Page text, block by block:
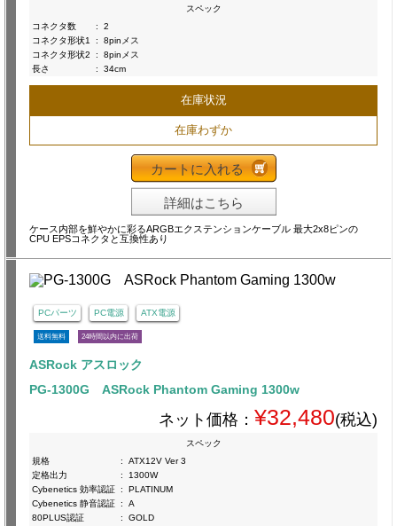
スペック
コネクタ数
:
2
コネクタ形状1
:
8pinメス
コネクタ形状2
:
8pinメス
長さ
: 34cm
在庫状況
在庫わずか
カートに入れる
詳細はこちら
ケース内部を鮮やかに彩るARGBエクステンションケーブル 最大2x8ピンの
CPU EPSコネクタと互換性あり
PCパーツ PC電源 ATX電源
送料無料 24時間以内に出荷
ASRock アスロック
PG-1300G ASRock Phantom Gaming 1300w
ネット価格： ¥32,480(税込)
スペック
規格
:
ATX12V Ver 3
定格出力
:
1300W
Cybenetics 効率認証 :
PLATINUM
Cybenetics 静音認証 :
A
80PLUS認証
:
GOLD